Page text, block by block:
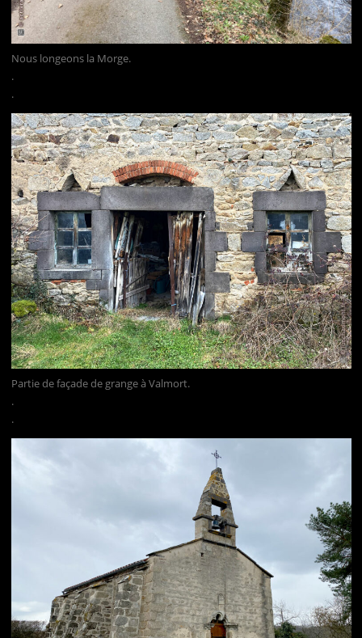
Nous longeons la Morge.
.
.
Partie de façade de grange à Valmort.
.
.